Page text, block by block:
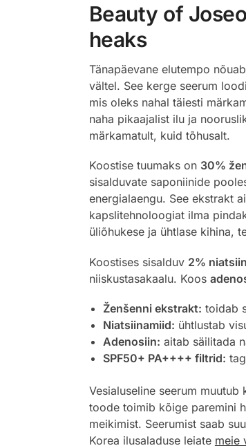
Beauty of
heaks
Tänapäevane elutempo
vältel. See kerge seerum
mis oleks nahal täiesti
naha pikaajalist ilu ja
märkamatult, kuid tõhusalt.
Koostise tuumaks on 30%
sisalduvate saponiinide
energialaengu. See ekstrakt
kapslitehnoloogiat ilma
üliõhukese ja ühtlase kihina,
Koostises sisalduv 2%
niiskustasakaalu. Koos
Ženšenni ekstrakt: toidab
Niatsiinamiid: ühtlustab
Adenosiin: aitab säilitada
SPF50+ PA++++ filtrid:
Vesialuseline seerum
toode toimib kõige paremini
meikimist. Seerumist saab
Korea ilusaladuse leiate meie